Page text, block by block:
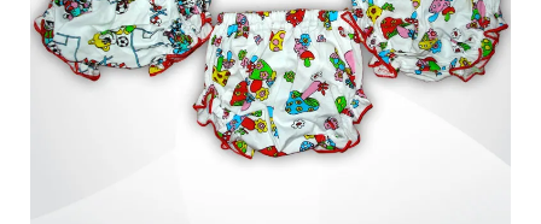
(097) 779 44 39
sofiyatextil@gmail.com
г. Горишние Плавни, ул. Строна 3, 2 этаж, София Текстиль